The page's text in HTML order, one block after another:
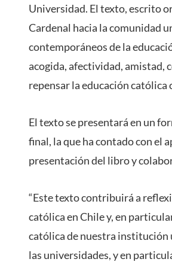
Universidad. El texto, escrito
Cardenal hacia la comunidad
contemporáneos de la
acogida, afectividad, amistad,
repensar la educación
El texto se presentará en un
final, la que ha contado con el
presentación del libro y
“Este texto contribuirá a
católica en Chile y, en
católica de nuestra institución
las universidades, y en